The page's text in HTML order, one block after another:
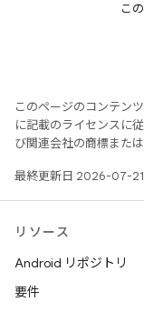
こ
このページのコンテン
に記載のライセンスに
び関連会社の商標または
最終更新日 2026-07-21
リソース
Android リポジトリ
要件